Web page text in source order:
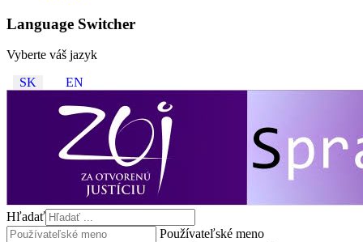
Language Switcher
Vyberte váš jazyk
SK
EN
Hľadať
Používateľské meno